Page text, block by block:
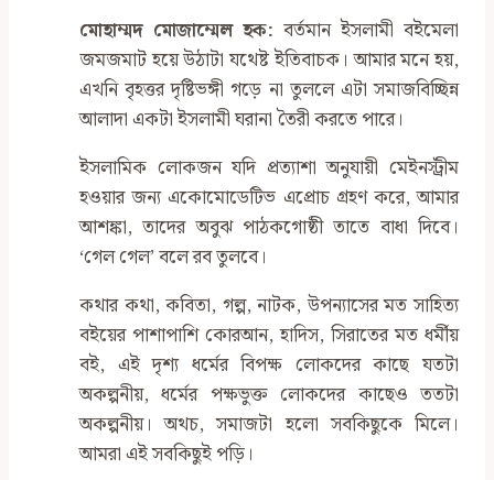
মোহাম্মদ মোজাম্মেল হক: বর্তমান ইসলামী বইমেলা
জমজমাট হয়ে উঠাটা যথেষ্ট ইতিবাচক। আমার মনে হয়,
এখনি বৃহত্তর দৃষ্টিভঙ্গী গড়ে না তুললে এটা সমাজবিচ্ছিন্ন
আলাদা একটা ইসলামী ঘরানা তৈরী করতে পারে।
ইসলামিক লোকজন যদি প্রত্যাশা অনুযায়ী মেইনস্ট্রীম
হওয়ার জন্য একোমোডেটিভ এপ্রোচ গ্রহণ করে, আমার
আশঙ্কা, তাদের অবুঝ পাঠকগোষ্ঠী তাতে বাধা দিবে।
‌‘গেল গেল’ বলে রব তুলবে।
কথার কথা, কবিতা, গল্প, নাটক, উপন্যাসের মত সাহিত্য
বইয়ের পাশাপাশি কোরআন, হাদিস, সিরাতের মত ধর্মীয়
বই, এই দৃশ্য ধর্মের বিপক্ষ লোকদের কাছে যতটা
অকল্পনীয়, ধর্মের পক্ষভুক্ত লোকদের কাছেও ততটা
অকল্পনীয়। অথচ, সমাজটা হলো সবকিছুকে মিলে।
আমরা এই সবকিছুই পড়ি।